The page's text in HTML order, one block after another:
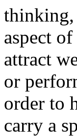
thinking,
aspect
attract
or
order to
carry a